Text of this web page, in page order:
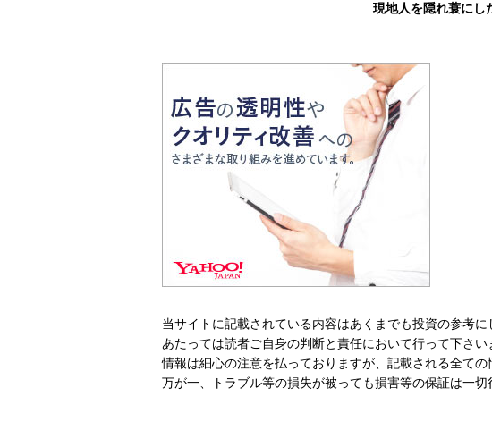
現地人を隠れ蓑にし
当サイトに記載されている内容はあくまでも投資の参考
あたっては読者ご自身の判断と責任において行って下さ
情報は細心の注意を払っておりますが、記載される全て
万が一、トラブル等の損失が被っても損害等の保証は一切